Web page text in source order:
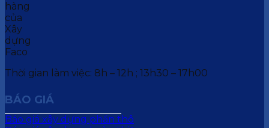
Thời gian làm việc: 8h – 12h ; 13h30 – 17h00
BÁO GIÁ
Báo giá xây dựng phần thô